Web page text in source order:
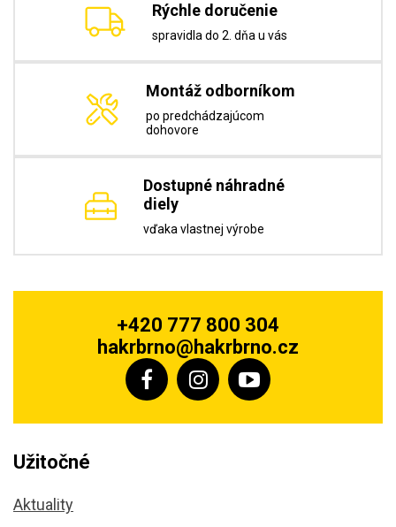
Rýchle doručenie
spravidla do 2. dňa u vás
Montáž odborníkom
po predchádzajúcom
dohovore
Dostupné náhradné
diely
vďaka vlastnej výrobe
+420 777 800 304
hakrbrno@hakrbrno.cz
Užitočné
Aktuality